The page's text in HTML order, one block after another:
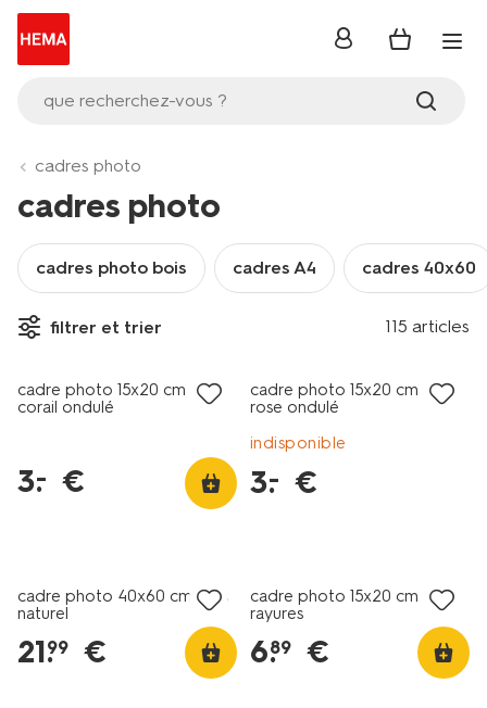
que recherchez-vous ?
se
cadres photo
cadres photo
cadres photo bois cadres A4 cadres 40x60
filtrer et trier 115 articles
tout petit prix
cadre photo 15x20 cm bois
corail ondulé
3.
– €
cadre photo 15x20 cm bois
rose ondulé
indisponible
3.
– €
cadre photo 40x60 cm bois
naturel
21.
99 €
cadre photo 15x20 cm bois
rayures
6.
89 €